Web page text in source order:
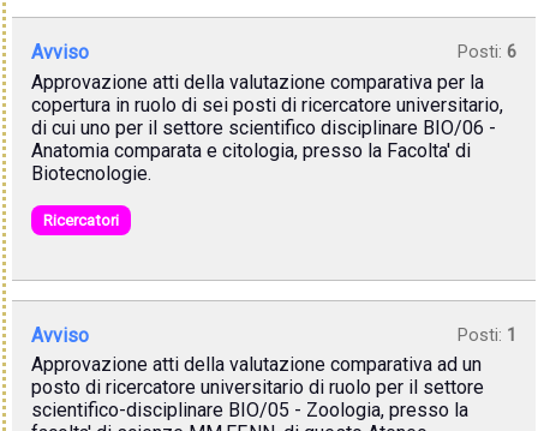
Avviso Posti: 6
Approvazione atti della valutazione comparativa per la
copertura in ruolo di sei posti di ricercatore universitario,
di cui uno per il settore scientifico disciplinare BIO/06 -
Anatomia comparata e citologia, presso la Facolta' di
Biotecnologie.
Ricercatori
Avviso Posti: 1
Approvazione atti della valutazione comparativa ad un
posto di ricercatore universitario di ruolo per il settore
scientifico-disciplinare BIO/05 - Zoologia, presso la